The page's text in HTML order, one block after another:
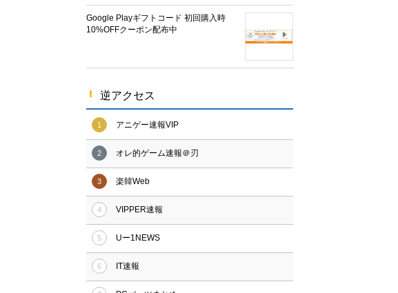
Google Playギフトコード 初回購入時
10%OFFクーポン配布中
逆アクセス
1 アニゲー速報VIP
2 オレ的ゲーム速報＠刃
3 楽韓Web
4 VIPPER速報
5 Uー1NEWS
6 IT速報